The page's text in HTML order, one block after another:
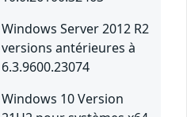
Windows Server 2012 R2
versions antérieures à
6.3.9600.23074
Windows 10 Version